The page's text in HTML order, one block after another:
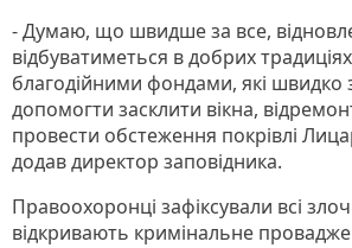
- Думаю, що швидше за все,
відбуватиметься в добрих
благодійними фондами, які
допомогти засклити вікна,
провести обстеження покрівлі
додав директор заповідника.
Правоохоронці зафіксували всі
відкривають кримінальне